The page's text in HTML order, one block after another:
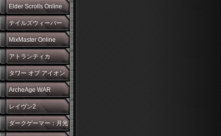
Elder Scrolls Online
テイルズウィーバー
MixMaster Online
アトランティカ
タワー オブ アイオン
ArcheAge WAR
レイヴン2
ダークゲーマー：月光